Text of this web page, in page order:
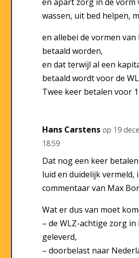
wassen, uit bed helpen,
en allebei de vormen
betaald worden,
en dat terwijl al een
betaald wordt voor de
Twee keer betalen voor
Hans Carstens op 19
18:59
Dat nog een keer
luid en duidelijk vermeld,
commentaar van Max
Wat er dus van moet
– de WLZ-achtige zorg in
geleverd,
– doorbelast naar